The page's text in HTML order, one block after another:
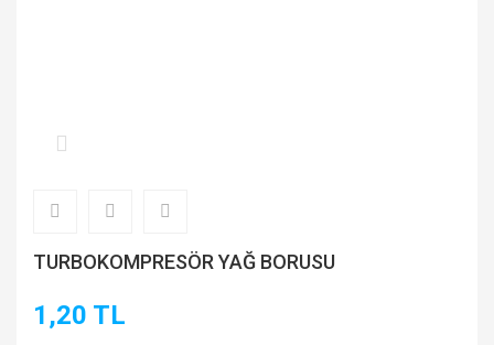
TURBOKOMPRESÖR YAĞ BORUSU
1,20 TL